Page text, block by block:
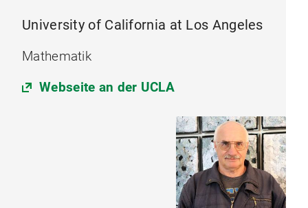
University of California at Los Angeles
Mathematik
Webseite an der UCLA